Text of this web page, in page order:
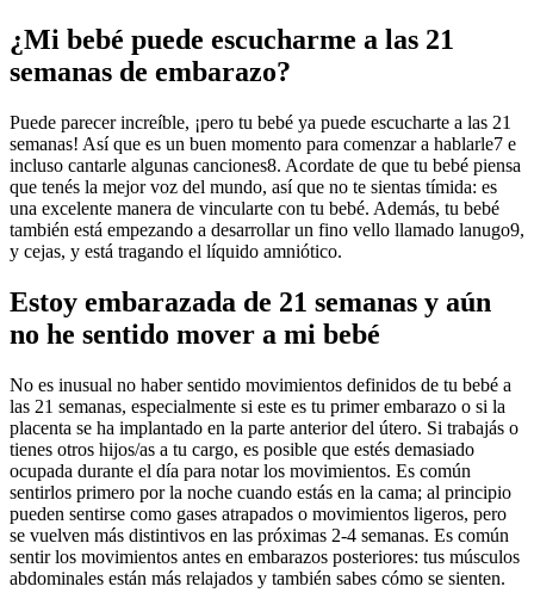
¿Mi bebé puede escucharme a las 21
semanas de embarazo?
Puede parecer increíble, ¡pero tu bebé ya puede escucharte a las 21
semanas! Así que es un buen momento para comenzar a hablarle7 e
incluso cantarle algunas canciones8. Acordate de que tu bebé piensa
que tenés la mejor voz del mundo, así que no te sientas tímida: es
una excelente manera de vincularte con tu bebé. Además, tu bebé
también está empezando a desarrollar un fino vello llamado lanugo9,
y cejas, y está tragando el líquido amniótico.
Estoy embarazada de 21 semanas y aún
no he sentido mover a mi bebé
No es inusual no haber sentido movimientos definidos de tu bebé a
las 21 semanas, especialmente si este es tu primer embarazo o si la
placenta se ha implantado en la parte anterior del útero. Si trabajás o
tienes otros hijos/as a tu cargo, es posible que estés demasiado
ocupada durante el día para notar los movimientos. Es común
sentirlos primero por la noche cuando estás en la cama; al principio
pueden sentirse como gases atrapados o movimientos ligeros, pero
se vuelven más distintivos en las próximas 2-4 semanas. Es común
sentir los movimientos antes en embarazos posteriores: tus músculos
abdominales están más relajados y también sabes cómo se sienten.